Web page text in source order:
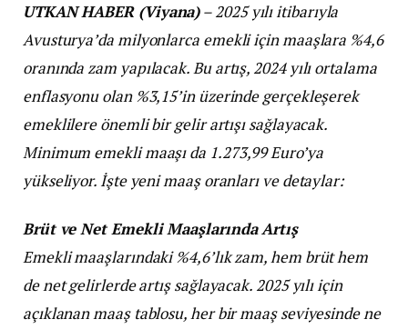
UTKAN HABER (Viyana)– 2025 yılı itibarıyla
Avusturya’da milyonlarca emekli için maaşlara %4,6
oranında zam yapılacak. Bu artış, 2024 yılı ortalama
enflasyonu olan %3,15’in üzerinde gerçekleşerek
emeklilere önemli bir gelir artışı sağlayacak.
Minimum emekli maaşı da 1.273,99 Euro’ya
yükseliyor. İşte yeni maaş oranları ve detaylar:
Brüt ve Net Emekli Maaşlarında Artış
Emekli maaşlarındaki %4,6’lık zam, hem brüt hem
de net gelirlerde artış sağlayacak. 2025 yılı için
açıklanan maaş tablosu, her bir maaş seviyesinde ne